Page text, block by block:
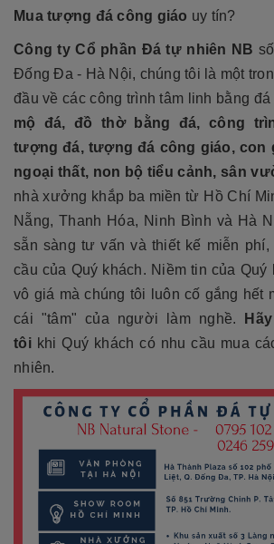
Mua tượng đá công giáo uy tín?
Công ty Cổ phần Đá tự nhiên NB
Đống Đa - Hà Nội, chúng tôi là một
đầu về các công trình tâm linh bằng đá
mộ đá, đồ thờ bằng đá, công
tượng đá, tượng đá công giáo, con
ngoại thất, non bộ tiểu cảnh, sân
nhà xưởng khắp ba miền từ Hồ Chí
Nẵng, Thanh Hóa, Ninh Bình và Hà
sẵn sàng tư vấn và thiết kế miễn
cầu của Quý khách. Niềm tin của Quý
vô giá mà chúng tôi luôn cố gắng hết
cái "tâm" của người làm nghề.
tôikhi Quý khách có nhu cầu mua
nhiên.